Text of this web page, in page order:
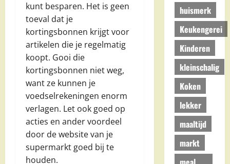
kunt besparen. Het is geen
toeval dat je
kortingsbonnen krijgt voor
artikelen die je regelmatig
koopt. Gooi die
kortingsbonnen niet weg,
want ze kunnen je
voedselrekeningen enorm
verlagen. Let ook goed op
acties en ander voordeel
door de website van je
supermarkt goed bij te
houden.
huismerk
Keukengerei
Kinderen
kleinschalig
Koken
lekker
maaltijd
markt